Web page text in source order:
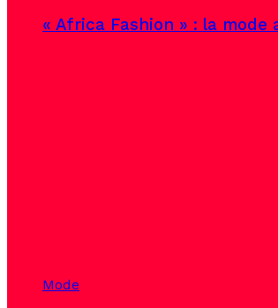
« Africa Fashion » : la mode
Mode